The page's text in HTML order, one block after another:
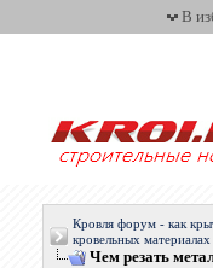
В
Кровля форум - как
кровельных материалах
Чем резать